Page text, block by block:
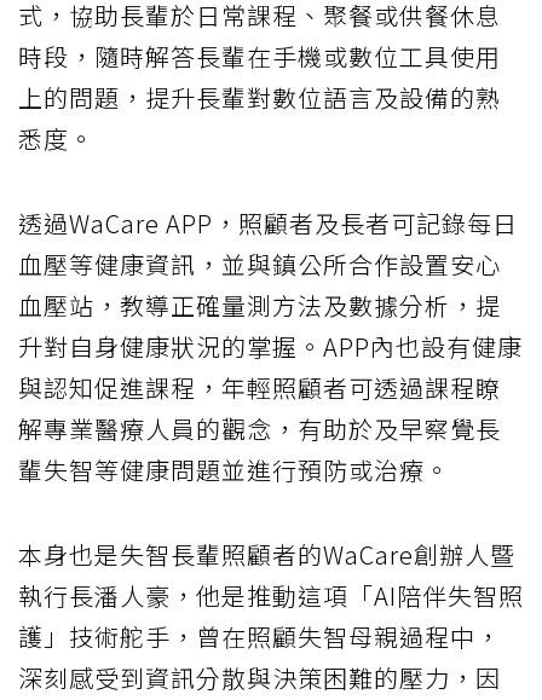
式，協助長輩於日常課程、聚餐或供餐休息
時段，隨時解答長輩在手機或數位工具使用
上的問題，提升長輩對數位語言及設備的熟
悉度。
透過WaCare APP，照顧者及長者可記錄每日
血壓等健康資訊，並與鎮公所合作設置安心
血壓站，教導正確量測方法及數據分析，提
升對自身健康狀況的掌握。APP內也設有健康
與認知促進課程，年輕照顧者可透過課程瞭
解專業醫療人員的觀念，有助於及早察覺長
輩失智等健康問題並進行預防或治療。
本身也是失智長輩照顧者的WaCare創辦人暨
執行長潘人豪，他是推動這項「AI陪伴失智照
護」技術舵手，曾在照顧失智母親過程中，
深刻感受到資訊分散與決策困難的壓力，因